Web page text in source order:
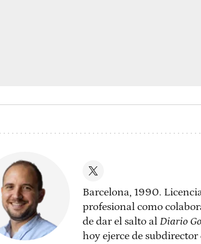
Barcelona, 1990.
profesional como
de dar el salto al Diario
hoy ejerce de